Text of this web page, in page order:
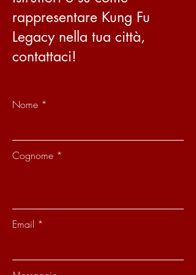
compras com segurança.
rappresentare Kung Fu
Legacy nella tua città,
contattaci!
Nome
Cognome
Email